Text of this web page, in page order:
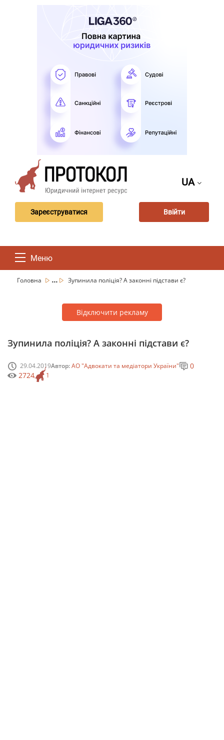
UA
Зареєструватися Ввійти
Меню
Головна ... Зупинила поліція? А законні підстави є?
Відключити рекламу
Зупинила поліція? А законні підстави є?
29.04.2019Автор:АО "Адвокати та медіатори України"
1
0
2724